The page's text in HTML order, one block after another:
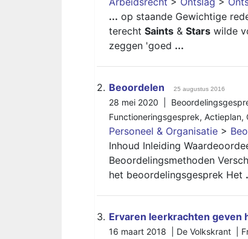
... op staande Gewichtige
terecht Saints & Stars wilde
zeggen 'goed ...
2. Beoordelen 25 augustus 2016
28 mei 2020 |
Functioneringsgesprek, Actieplan,
Personeel & Organisatie >
Inhoud Inleiding
Beoordelingsmethoden
het beoordelingsgesprek Het
3. Ervaren leerkrachten geven
16 maart 2018 | De Volkskrant |